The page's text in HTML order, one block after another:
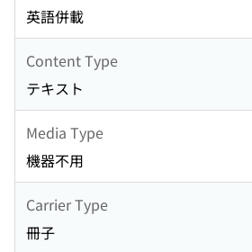
英語併載
Content Type
テキスト
Media Type
機器不用
Carrier Type
冊子